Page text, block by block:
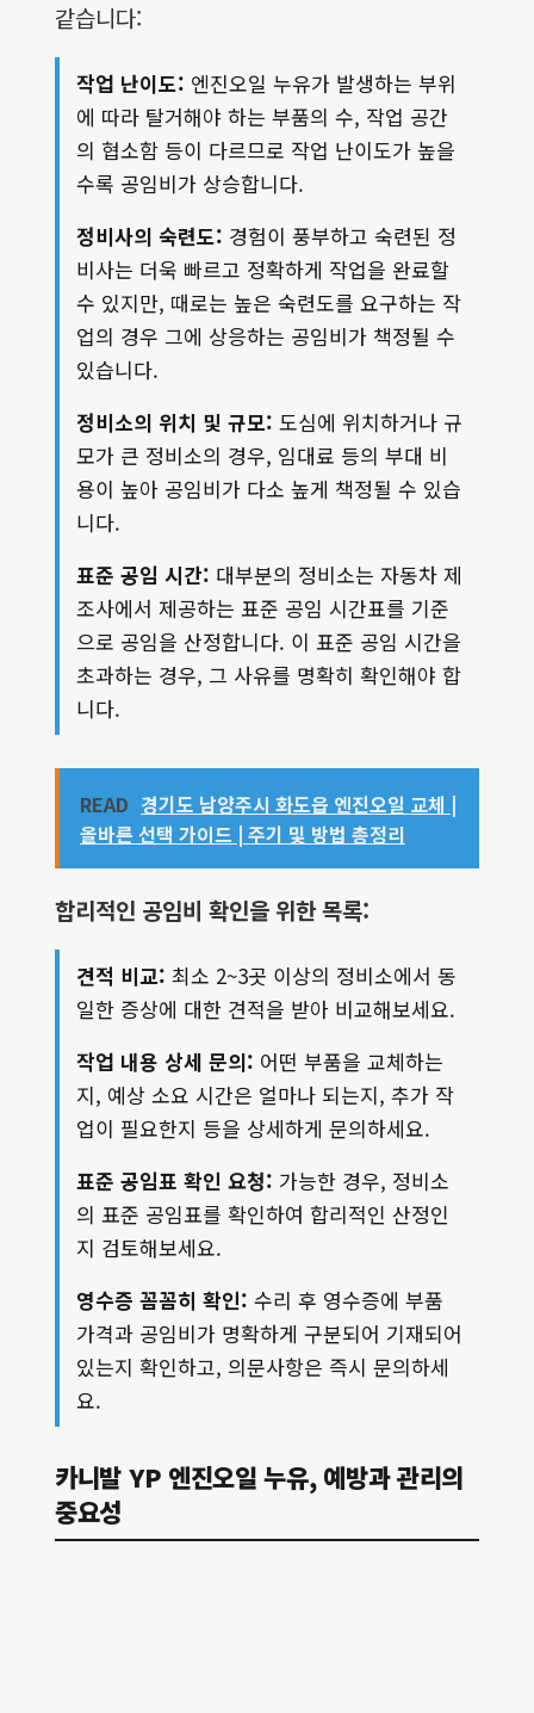
같습니다:
작업 난이도: 엔진오일 누유가 발생하는 부위
에 따라 탈거해야 하는 부품의 수, 작업 공간
의 협소함 등이 다르므로 작업 난이도가 높을
수록 공임비가 상승합니다.
정비사의 숙련도: 경험이 풍부하고 숙련된 정
비사는 더욱 빠르고 정확하게 작업을 완료할
수 있지만, 때로는 높은 숙련도를 요구하는 작
업의 경우 그에 상응하는 공임비가 책정될 수
있습니다.
정비소의 위치 및 규모: 도심에 위치하거나 규
모가 큰 정비소의 경우, 임대료 등의 부대 비
용이 높아 공임비가 다소 높게 책정될 수 있습
니다.
표준 공임 시간: 대부분의 정비소는 자동차 제
조사에서 제공하는 표준 공임 시간표를 기준
으로 공임을 산정합니다. 이 표준 공임 시간을
초과하는 경우, 그 사유를 명확히 확인해야 합
니다.
READ 경기도 남양주시 화도읍 엔진오일 교체 |
올바른 선택 가이드 | 주기 및 방법 총정리
합리적인 공임비 확인을 위한 목록:
견적 비교: 최소 2~3곳 이상의 정비소에서 동
일한 증상에 대한 견적을 받아 비교해보세요.
작업 내용 상세 문의: 어떤 부품을 교체하는
지, 예상 소요 시간은 얼마나 되는지, 추가 작
업이 필요한지 등을 상세하게 문의하세요.
표준 공임표 확인 요청: 가능한 경우, 정비소
의 표준 공임표를 확인하여 합리적인 산정인
지 검토해보세요.
영수증 꼼꼼히 확인: 수리 후 영수증에 부품
가격과 공임비가 명확하게 구분되어 기재되어
있는지 확인하고, 의문사항은 즉시 문의하세
요.
카니발 YP 엔진오일 누유, 예방과 관리의
중요성